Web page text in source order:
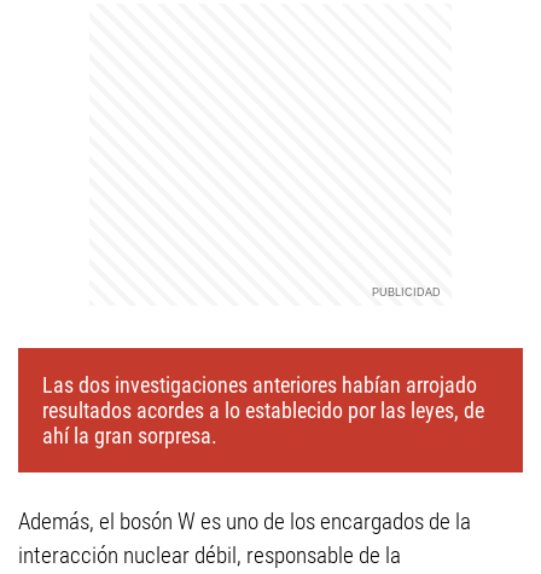
Las dos investigaciones anteriores habían arrojado
resultados acordes a lo establecido por las leyes, de
ahí la gran sorpresa.
Además, el bosón W es uno de los encargados de la
interacción nuclear débil, responsable de la